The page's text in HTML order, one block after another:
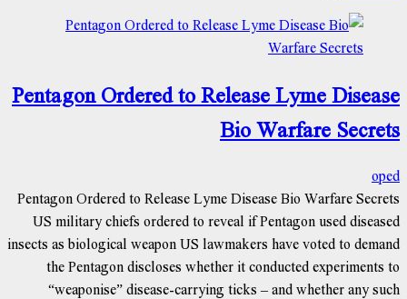
Pentagon Ordered to Release Lyme Disease
Bio Warfare Secrets
oped
Pentagon Ordered to Release Lyme Disease Bio Warfare Secrets
US military chiefs ordered to reveal if Pentagon used diseased
insects as biological weapon US lawmakers have voted to demand
the Pentagon discloses whether it conducted experiments to
“weaponise” disease-carrying ticks – and whether any such